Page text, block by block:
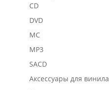
CD
DVD
MC
MP3
SACD
Аксессуары для винила